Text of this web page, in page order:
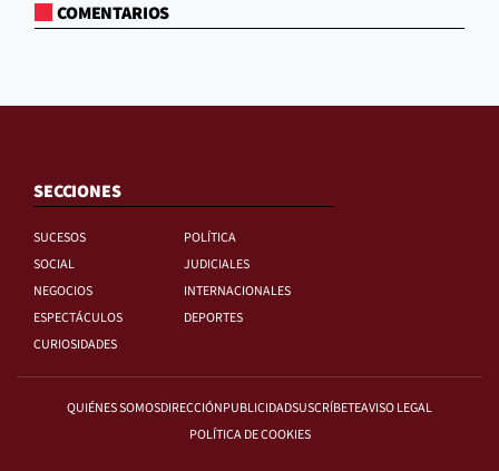
COMENTARIOS
SECCIONES
SUCESOS
POLÍTICA
SOCIAL
JUDICIALES
NEGOCIOS
INTERNACIONALES
ESPECTÁCULOS
DEPORTES
CURIOSIDADES
QUIÉNES SOMOSDIRECCIÓNPUBLICIDADSUSCRÍBETEAVISO LEGAL
POLÍTICA DE COOKIES